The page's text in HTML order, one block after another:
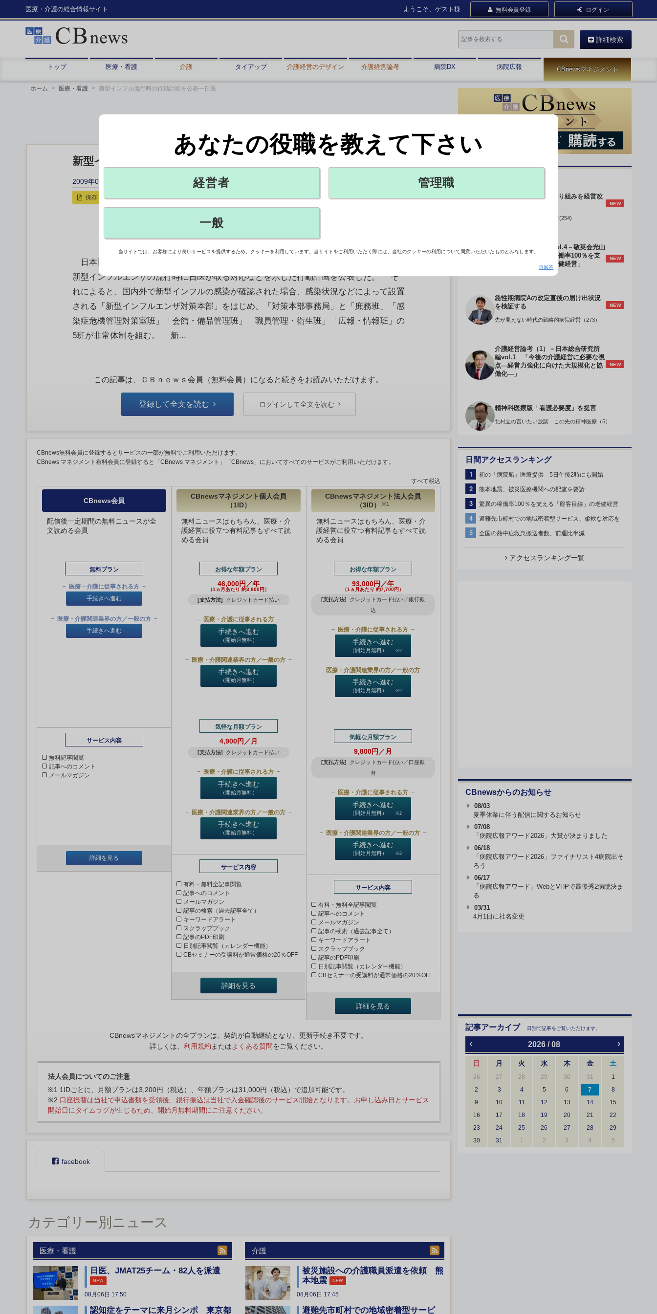
医療・介護の総合情報サイト ようこそ、ゲスト様 無料会員登録 ログイン
詳細検索
トップ 医療・看護 介護 タイアップ 介護経営のデザイン 介護経営論考 病院DX 病院広報 CBnewsマネジメント
ホーム 医療・看護 新型インフル流行時の行動計画を公表―日医
新型インフル流行時の行動計画を公表―日医
2009年04月15日 22:49
保存 印刷用
日本医師会は4月15日、定例の記者会見を開き、パンデミックが危惧(きぐ)されている
新型インフルエンザの流行時に日医が取る対応などを示した行動計画を公表した。 そ
れによると、国内外で新型インフルの感染が確認された場合、感染状況などによって設置
される「新型インフルエンザ対策本部」をはじめ、「対策本部事務局」と「庶務班」「感
染症危機管理対策室班」「会館・備品管理班」「職員管理・衛生班」「広報・情報班」の
5班が非常体制を組む。 新...
この記事は、ＣＢｎｅｗｓ会員（無料会員）になると続きをお読みいただけます。
登録して全文を読む ログインして全文を読む
CBnews無料会員に登録するとサービスの一部が無料でご利用いただけます。
CBnews マネジメント有料会員に登録すると「CBnews マネジメント」「CBnews」においてすべてのサービスがご利用いただけます。
すべて税込
CBnews会員
配信後一定期間の無料ニュースが全
文読める会員
無料プラン
医療・介護に従事される方
手続きへ進む
医療・介護関連業界の方／一般の方
手続きへ進む
サービス内容
無料記事閲覧
記事へのコメント
メールマガジン
詳細を見る
CBnewsマネジメント個人会員
（1ID）
無料ニュースはもちろん、医療・介
護経営に役立つ有料記事もすべて読
める会員
お得な年額プラン
46,000円／年
（1ヵ月あたり 約3,800円）
[支払方法] クレジットカード払い
医療・介護に従事される方
手続きへ進む
（開始月無料）
医療・介護関連業界の方／一般の方
手続きへ進む
（開始月無料）
気軽な月額プラン
4,900円／月
[支払方法] クレジットカード払い
医療・介護に従事される方
手続きへ進む
（開始月無料）
医療・介護関連業界の方／一般の方
手続きへ進む
（開始月無料）
サービス内容
有料・無料全記事閲覧
記事へのコメント
メールマガジン
記事の検索（過去記事全て）
キーワードアラート
スクラップブック
記事のPDF印刷
日別記事閲覧（カレンダー機能）
CBセミナーの受講料が通常価格の20％OFF
詳細を見る
CBnewsマネジメント法人会員
（3ID）
※1
無料ニュースはもちろん、医療・介
護経営に役立つ有料記事もすべて読
める会員
お得な年額プラン
93,000円／年
（1ヵ月あたり 約7,700円）
[支払方法]
クレジットカード払い／銀行振
込
医療・介護に従事される方
手続きへ進む
（開始月無料） ※2
医療・介護関連業界の方／一般の方
手続きへ進む
（開始月無料） ※2
気軽な月額プラン
9,800円／月
[支払方法]
クレジットカード払い／口座振
替
医療・介護に従事される方
手続きへ進む
（開始月無料） ※2
医療・介護関連業界の方／一般の方
手続きへ進む
（開始月無料） ※2
サービス内容
有料・無料全記事閲覧
記事へのコメント
メールマガジン
記事の検索（過去記事全て）
キーワードアラート
スクラップブック
記事のPDF印刷
日別記事閲覧（カレンダー機能）
CBセミナーの受講料が通常価格の20％OFF
詳細を見る
CBnewsマネジメントの全プランは、契約が自動継続となり、更新手続き不要です。
詳しくは、 利用規約 またはよくある質問をご覧ください。
法人会員についてのご注意
※1 1IDごとに、月額プランは3,200円（税込）、年額プランは31,000円（税込）で追加可能です。
※2 口座振替は当社で申込書類を受領後、銀行振込は当社で入金確認後のサービス開始となります。お申し込み日とサービス
開始日にタイムラグが生じるため、開始月無料期間にご注意ください。
facebook
カテゴリー別ニュース
医療・看護
日医、JMAT25チーム・82人を派遣
NEW
08月06日 17:50
認知症をテーマに来月シンポ 東京都
介護
被災施設への介護職員派遣を依頼 熊
本地震
NEW
08月06日 17:45
避難先市町村での地域密着型サービ
身体的拘束最小化の取り組みを経営改
NEW
データで読み解く病院経営(254)
介護経営のデザインVol.4－敬英会光山
誠理事長 「驚異の稼働率100％を支
える『顧客目線』の老健経営」
NEW
急性期病院Aの改定直後の届け出状況
を検証する
NEW
先が見えない時代の戦略的病院経営（273）
介護経営論考（1）－日本総合研究所
編vol.1 「今後の介護経営に必要な視
点―経営力強化に向けた大規模化と協
働化―」
NEW
精神科医療版「看護必要度」を提言
北村立の言いたい放談 この先の精神医療（5）
日間アクセスランキング
1 初の「病院船」医療提供 5日午後2時にも開始
2 熊本地震、被災医療機関への配慮を要請
3 驚異の稼働率100％を支える「顧客目線」の老健経営
4 避難先市町村での地域密着型サービス、柔軟な対応を
5 全国の熱中症救急搬送者数、前週比半減
アクセスランキング一覧
CBnewsからのお知らせ
08/03
夏季休業に伴う配信に関するお知らせ
07/08
「病院広報アワード2026」大賞が決まりました
06/18
「病院広報アワード2026」ファイナリスト4病院出そ
ろう
06/17
「病院広報アワード」WebとVHPで最優秀2病院決ま
る
03/31
4月1日に社名変更
記事アーカイブ 日別で記事をご覧いただけます。
‹ 2026 / 08 ›
日 月 火 水 木 金 土
26 27 28 29 30 31
1
2
3 4 5 6 7
8
9
10 11 12 13 14
15
16
17 18 19 20 21
22
23
24 25 26 27 28
29
30
31 1 2 3 4 5
あなたの役職を教えて下さい
経営者 管理職
一般
当サイトでは、お客様により良いサービスを提供するため、クッキーを利用しています。当サイトをご利用いただく際には、当社のクッキーの利用について同意いただいたものとみなします。
無回答